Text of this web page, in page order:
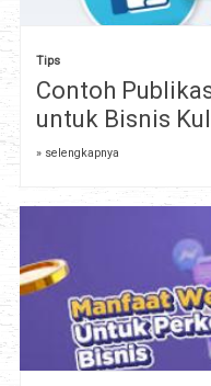
Tips
Contoh
untuk Bisnis
» selengkapnya